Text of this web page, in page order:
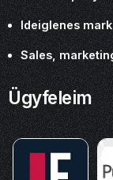
Ideiglenes
Sales,
Ügyfeleim